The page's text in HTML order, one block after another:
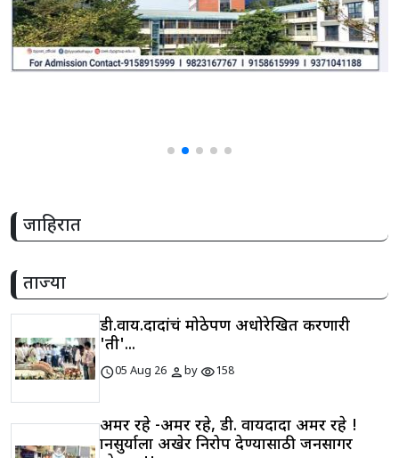
जाहिरात
ताज्या
डी.वाय.दादांचं मोठेपण अधोरेखित करणारी
'ती'...
schedule05 Aug 26 personbyvisibility158
अमर रहे -अमर रहे, डी. वायदादा अमर रहे !
ज्ञानसुर्याला अखेर निरोप देण्यासाठी जनसागर